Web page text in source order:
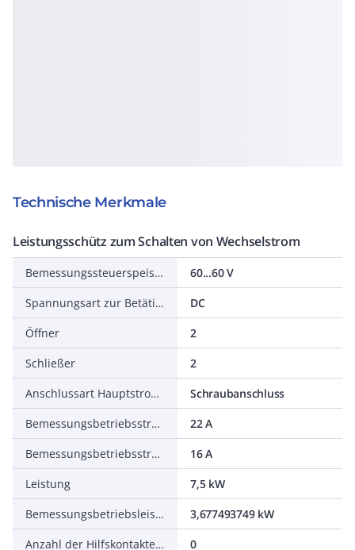
Technische Merkmale
Leistungsschütz zum Schalten von Wechselstrom
Bemessungssteuerspeisespannung DC
60...60 V
Spannungsart zur Betätigung
DC
Öffner
2
Schließer
2
Anschlussart Hauptstromkreis
Schraubanschluss
Bemessungsbetriebsstrom Ie bei AC-1, 400 V
22 A
Bemessungsbetriebsstrom Ie bei AC-3, 400 V
16 A
Leistung
7,5 kW
Bemessungsbetriebsleistung NEMA
3,677493749 kW
Anzahl der Hilfskontakte als Schließer
0